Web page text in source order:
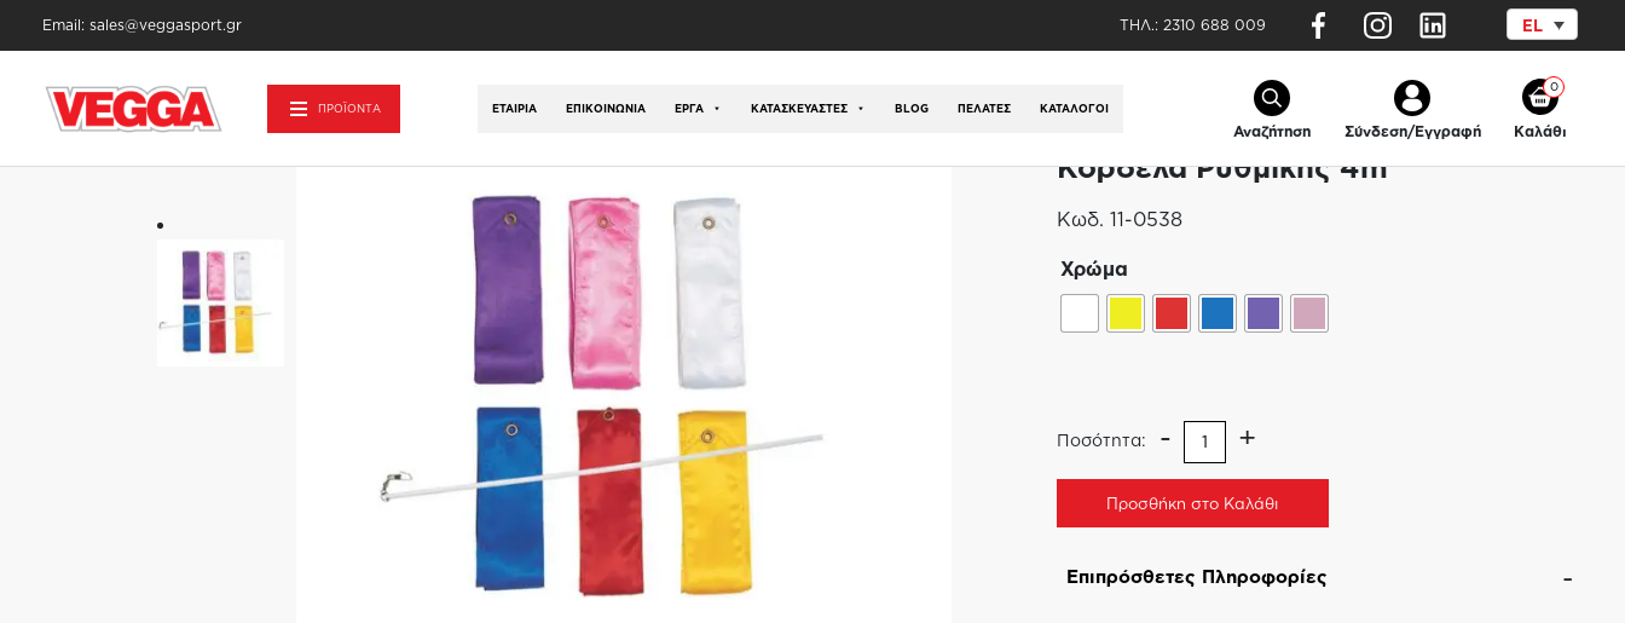
Email: sales@veggasport.gr ΤΗΛ.: 2310 688 009 EL
ΠΡΟΪΟΝΤΑ ΕΤΑΙΡΊΑ ΕΠΙΚΟΙΝΩΝΊΑ ΕΡΓΑ ΚΑΤΑΣΚΕΥΑΣΤΕΣ BLOG ΠΕΛΑΤΕΣ ΚΑΤΆΛΟΓΟΙ
Αναζήτηση Σύνδεση/Εγγραφή
0
Καλάθι
Κορδέλα Ρυθμικής 4m
Κωδ. 11-0538
Χρώμα
- +
Ποσότητα:
Προσθήκη στο Καλάθι
Επιπρόσθετες Πληροφορίες